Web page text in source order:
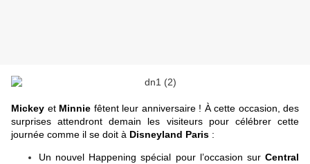
Mickey et Minnie fêtent leur anniversaire ! À cette occasion, des
surprises attendront demain les visiteurs pour célébrer cette
journée comme il se doit à Disneyland Paris :
Un nouvel Happening spécial pour l’occasion surCentral